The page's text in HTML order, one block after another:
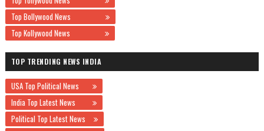
Top Bollywood News
Top Kollywood News
TOP TRENDING NEWS INDIA
USA Top Political News
India Top Latest News
Political Top Latest News